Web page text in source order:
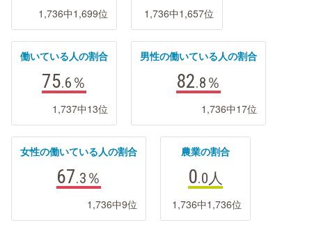
1,736中1,699位 1,736中1,657位
働いている人の割合
75.6 ％
1,737中13位
男性の働いている人の割合
82.8 ％
1,736中17位
女性の働いている人の割合
67.3 ％
1,736中9位
農業の割合
0.0人
1,736中1,736位